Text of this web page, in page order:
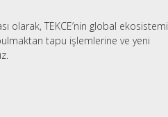
olarak, TEKCE’nin global ekosistemi
tapu işlemlerine ve yeni